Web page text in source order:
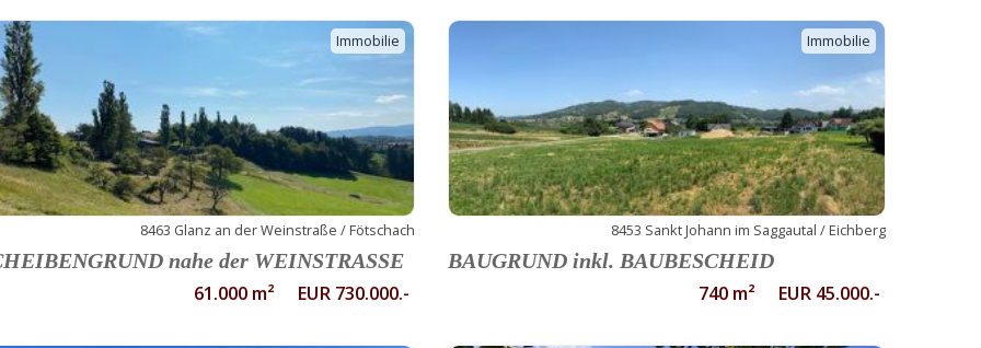
Immobilie
8463 Glanz an der Weinstraße / Fötschach
nahe der WEINSTRASSE
61.000 m² EUR 730.000.-
Immobilie
8453 Sankt Johann im Saggautal / Eichberg
BAUGRUND inkl. BAUBESCHEID
740 m² EUR 45.000.-